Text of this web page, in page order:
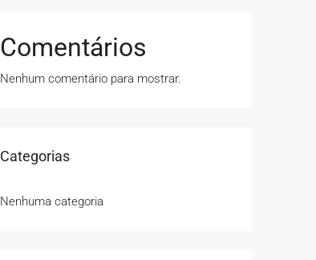
Comentários
Nenhum comentário para mostrar.
Categorias
Nenhuma categoria